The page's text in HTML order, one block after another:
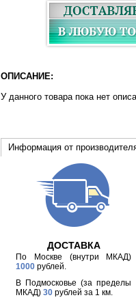
ОПИСАНИЕ:
У данного товара пока нет
Информация от
ДОСТАВКА
По Москве (внутри МКАД)
1000 рублей.
В Подмосковье (за пределы
МКАД)30 рублей за 1 км.